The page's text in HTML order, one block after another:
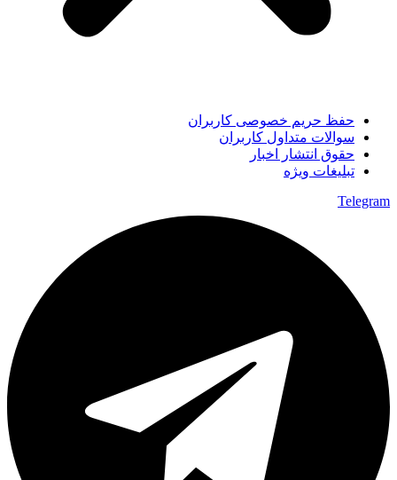
حفظ حریم خصوصی کاربران
سوالات متداول کاربران
حقوق انتشار اخبار
تبلیغات ویژه
Telegram